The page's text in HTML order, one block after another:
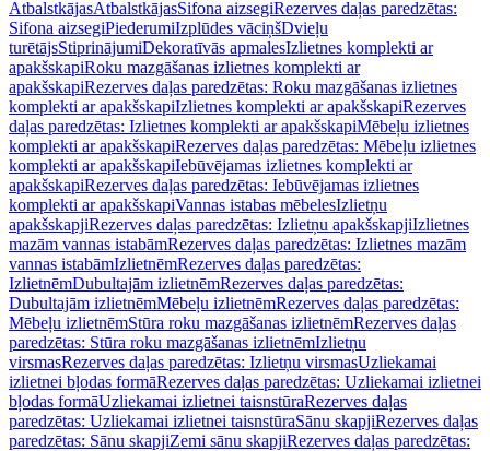
AtbalstkājasAtbalstkājasSifona aizsegiRezerves daļas paredzētas:
Sifona aizsegiPiederumiIzplūdes vāciņšDvieļu
turētājsStiprinājumiDekoratīvās apmalesIzlietnes komplekti ar
apakšskapiRoku mazgāšanas izlietnes komplekti ar
apakšskapiRezerves daļas paredzētas: Roku mazgāšanas izlietnes
komplekti ar apakšskapiIzlietnes komplekti ar apakšskapiRezerves
daļas paredzētas: Izlietnes komplekti ar apakšskapiMēbeļu izlietnes
komplekti ar apakšskapiRezerves daļas paredzētas: Mēbeļu izlietnes
komplekti ar apakšskapiIebūvējamas izlietnes komplekti ar
apakšskapiRezerves daļas paredzētas: Iebūvējamas izlietnes
komplekti ar apakšskapiVannas istabas mēbelesIzlietņu
apakšskapjiRezerves daļas paredzētas: Izlietņu apakšskapjiIzlietnes
mazām vannas istabāmRezerves daļas paredzētas: Izlietnes mazām
vannas istabāmIzlietnēmRezerves daļas paredzētas:
IzlietnēmDubultajām izlietnēmRezerves daļas paredzētas:
Dubultajām izlietnēmMēbeļu izlietnēmRezerves daļas paredzētas:
Mēbeļu izlietnēmStūra roku mazgāšanas izlietnēmRezerves daļas
paredzētas: Stūra roku mazgāšanas izlietnēmIzlietņu
virsmasRezerves daļas paredzētas: Izlietņu virsmasUzliekamai
izlietnei bļodas formāRezerves daļas paredzētas: Uzliekamai izlietnei
bļodas formāUzliekamai izlietnei taisnstūraRezerves daļas
paredzētas: Uzliekamai izlietnei taisnstūraSānu skapjiRezerves daļas
paredzētas: Sānu skapjiZemi sānu skapjiRezerves daļas paredzētas: